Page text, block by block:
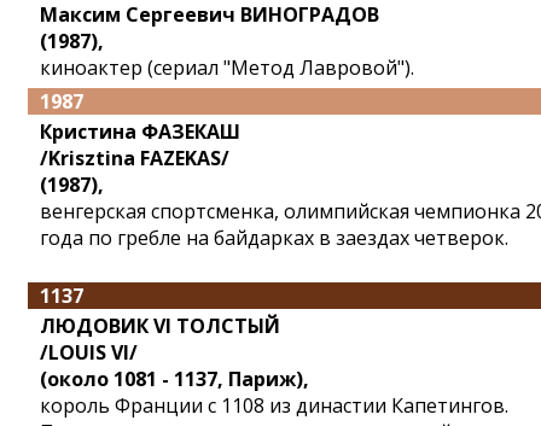
Максим Сергеевич ВИНОГРАДОВ
(1987),
киноактер (сериал "Метод Лавровой").
1987
Кристина ФАЗЕКАШ
/Krisztina FAZEKAS/
(1987),
венгерская спортсменка, олимпийская чемпионка
года по гребле на байдарках в заездах четверок.
1137
ЛЮДОВИК VI ТОЛСТЫЙ
/LOUIS VI/
(около 1081 - 1137, Париж),
король Франции с 1108 из династии Капетингов.